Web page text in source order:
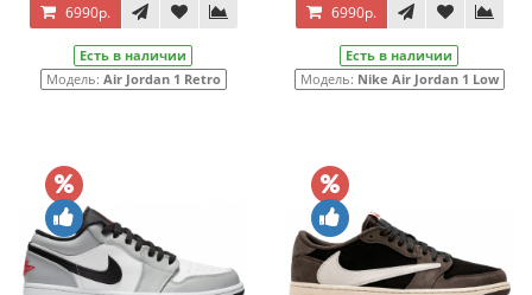
6990р.
Есть в наличии
Модель: Air Jordan 1 Retro
6990р.
Есть в наличии
Модель: Nike Air Jordan 1 Low